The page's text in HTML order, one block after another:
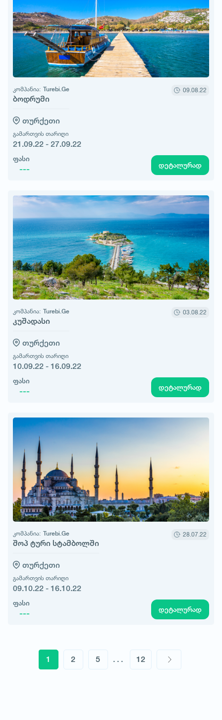
კომპანია: Turebi.Ge
ბოდრუმი
09.08.22
თურქეთი
გამართვის თარიღი
21.09.22 - 27.09.22
ფასი
--- დეტალურად
კომპანია: Turebi.Ge
კუშადასი
03.08.22
თურქეთი
გამართვის თარიღი
10.09.22 - 16.09.22
ფასი
--- დეტალურად
კომპანია: Turebi.Ge
შოპ ტური სტამბოლში
28.07.22
თურქეთი
გამართვის თარიღი
09.10.22 - 16.10.22
ფასი
--- დეტალურად
1 2 5 ... 12